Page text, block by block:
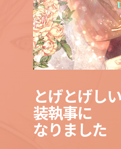
とげとげし
装執事に
なりました